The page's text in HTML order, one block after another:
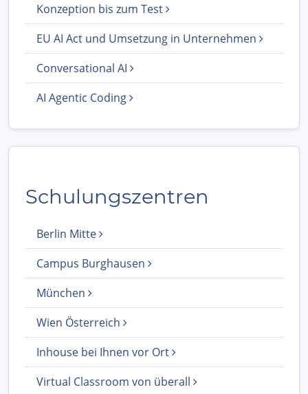
Konzeption bis zum Test
EU AI Act und Umsetzung in Unternehmen
Conversational AI
AI Agentic Coding
Schulungszentren
Berlin Mitte
Campus Burghausen
München
Wien Österreich
Inhouse bei Ihnen vor Ort
Virtual Classroom von überall